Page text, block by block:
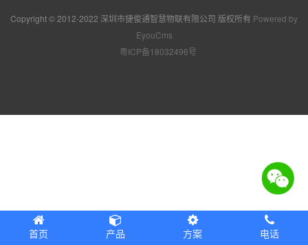
Copyright © 2012-2022 深圳市捷俊通智慧物联有限公司 版权所有 Powered by
EyouCms
粤ICP备18032496号
首页 产品 方案 电话